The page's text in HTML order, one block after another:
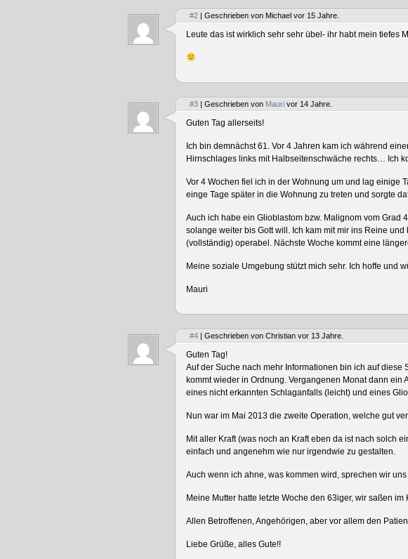
#2 | Geschrieben von Michael vor 15 Jahre.
Leute das ist wirklich sehr sehr übel- ihr habt mein
#3 | Geschrieben von Mauri vor 14 Jahre.
Guten Tag allerseits!
Ich bin demnächst 61. Vor 4 Jahren kam ich während
Hirnschlages links mit Halbseitenschwäche rechts… Ich
Vor 4 Wochen fiel ich in der Wohnung um und lag einige
einge Tage später in die Wohnung zu treten und sorgte
Auch ich habe ein Glioblastom bzw. Malignom vom Grad
solange weiter bis Gott will. Ich kam mit mir ins Reine
(vollständig) operabel. Nächste Woche kommt eine
Meine soziale Umgebung stützt mich sehr. Ich hoffe und
Mauri
#4 | Geschrieben von Christian vor 13 Jahre.
Guten Tag!
Auf der Suche nach mehr Informationen bin ich auf
kommt wieder in Ordnung. Vergangenen Monat dann
eines nicht erkannten Schlaganfalls (leicht) und eines
Nun war im Mai 2013 die zweite Operation, welche gut
Mit aller Kraft (was noch an Kraft eben da ist nach solch
einfach und angenehm wie nur irgendwie zu gestalten.
Auch wenn ich ahne, was kommen wird, sprechen wir uns
Meine Mutter hatte letzte Woche den 63iger, wir saßen
Allen Betroffenen, Angehörigen, aber vor allem den
Liebe Grüße, alles Gute!!